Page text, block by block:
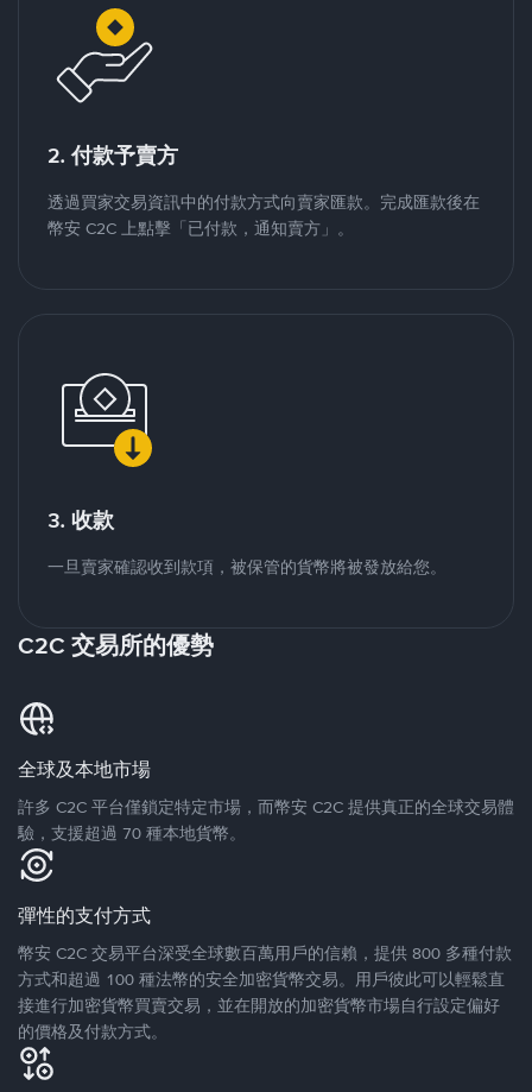
2. 付款予賣方
透過買家交易資訊中的付款方式向賣家匯款。完成匯款後在
幣安 C2C 上點擊「已付款，通知賣方」。
3. 收款
一旦賣家確認收到款項，被保管的貨幣將被發放給您。
C2C 交易所的優勢
全球及本地市場
許多 C2C 平台僅鎖定特定市場，而幣安 C2C 提供真正的全球交易體
驗，支援超過 70 種本地貨幣。
彈性的支付方式
幣安 C2C 交易平台深受全球數百萬用戶的信賴，提供 800 多種付款
方式和超過 100 種法幣的安全加密貨幣交易。用戶彼此可以輕鬆直
接進行加密貨幣買賣交易，並在開放的加密貨幣市場自行設定偏好
的價格及付款方式。